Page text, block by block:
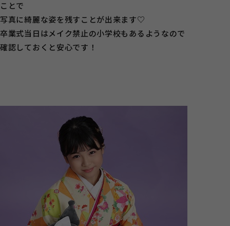
ことで
写真に綺麗な姿を残すことが出来ます♡
卒業式当日はメイク禁止の小学校もあるようなので
確認しておくと安心です！